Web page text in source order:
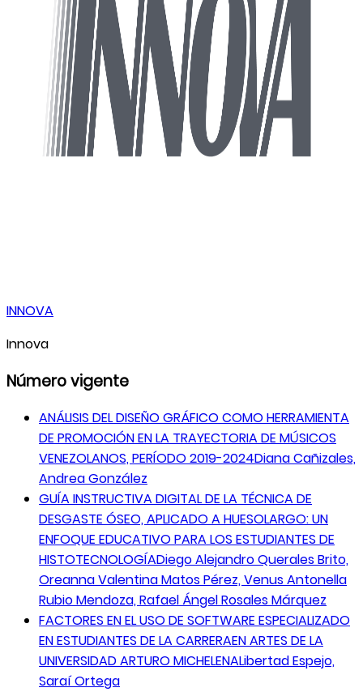
INNOVA
Innova
Número vigente
ANÁLISIS DEL DISEÑO GRÁFICO COMO HERRAMIENTA
DE PROMOCIÓN EN LA TRAYECTORIA DE MÚSICOS
VENEZOLANOS, PERÍODO 2019-2024Diana Cañizales,
Andrea González
GUÍA INSTRUCTIVA DIGITAL DE LA TÉCNICA DE
DESGASTE ÓSEO, APLICADO A HUESOLARGO: UN
ENFOQUE EDUCATIVO PARA LOS ESTUDIANTES DE
HISTOTECNOLOGÍADiego Alejandro Querales Brito,
Oreanna Valentina Matos Pérez, Venus Antonella
Rubio Mendoza, Rafael Ángel Rosales Márquez
FACTORES EN EL USO DE SOFTWARE ESPECIALIZADO
EN ESTUDIANTES DE LA CARRERAEN ARTES DE LA
UNIVERSIDAD ARTURO MICHELENALibertad Espejo,
Saraí Ortega